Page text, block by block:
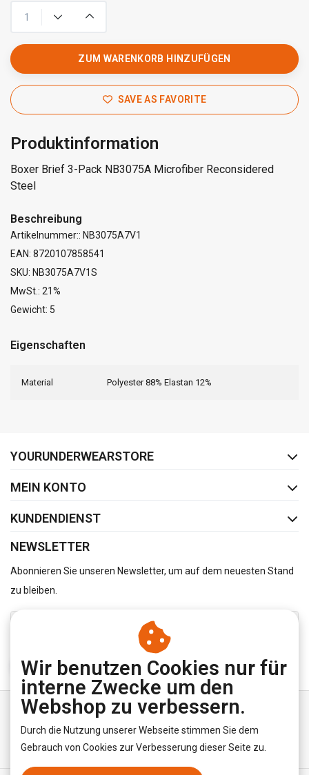
ZUM WARENKORB HINZUFÜGEN
SAVE AS FAVORITE
Produktinformation
Boxer Brief 3-Pack NB3075A Microfiber Reconsidered
Steel
Beschreibung
Artikelnummer:: NB3075A7V1
EAN: 8720107858541
SKU: NB3075A7V1S
MwSt.: 21%
Gewicht: 5
Eigenschaften
Material Polyester 88% Elastan 12%
YOURUNDERWEARSTORE
MEIN KONTO
KUNDENDIENST
NEWSLETTER
Abonnieren Sie unseren Newsletter, um auf dem neuesten Stand
zu bleiben.
ABONNIEREN
Wir benutzen Cookies nur für
interne Zwecke um den
Webshop zu verbessern.
Durch die Nutzung unserer Webseite stimmen Sie dem
Gebrauch von Cookies zur Verbesserung dieser Seite zu.